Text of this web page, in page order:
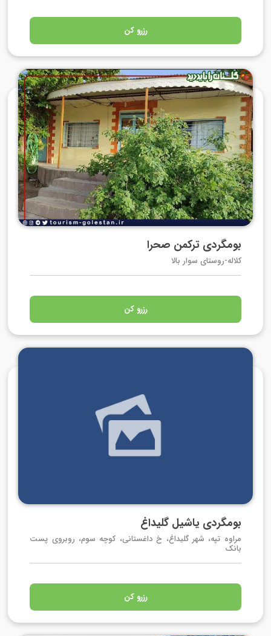
رزرو کن
بومگردی ترکمن صحرا
کلاله-روستای سوار بالا
رزرو کن
بومگردی یاشیل گلیداغ
مراوه تپه، شهر گلیداغ، خ داغستانی، کوچه سوم، روبروی پست
بانک
رزرو کن